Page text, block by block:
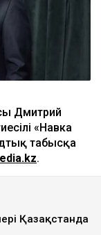
Дмитрий
«Навка
табысқа
.
Қазақстанда